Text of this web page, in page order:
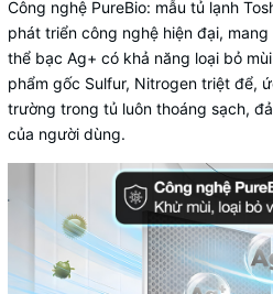
Công nghệ PureBio: mẫu tủ lạnh
phát triển công nghệ hiện đại,
thể bạc Ag+ có khả năng loại bỏ
phẩm gốc Sulfur, Nitrogen triệt để,
trường trong tủ luôn thoáng sạch,
của người dùng.